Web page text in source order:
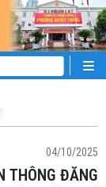
04/10/2025